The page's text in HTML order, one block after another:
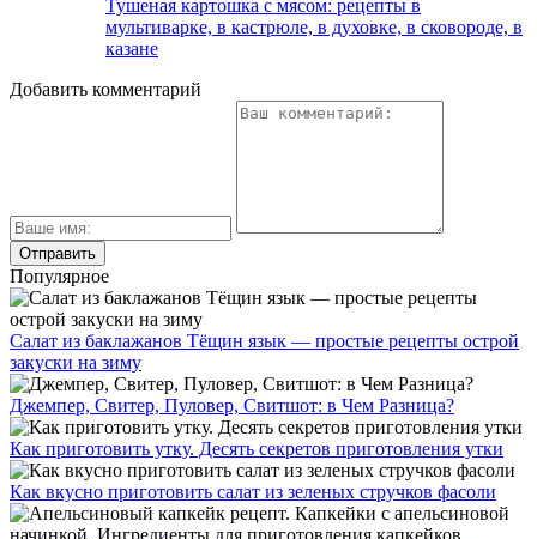
Тушеная картошка с мясом: рецепты в
мультиварке, в кастрюле, в духовке, в сковороде, в
казане
Добавить комментарий
Популярное
Салат из баклажанов Тёщин язык — простые рецепты острой
закуски на зиму
Джемпер, Свитер, Пуловер, Свитшот: в Чем Разница?
Как приготовить утку. Десять секретов приготовления утки
Как вкусно приготовить салат из зеленых стручков фасоли